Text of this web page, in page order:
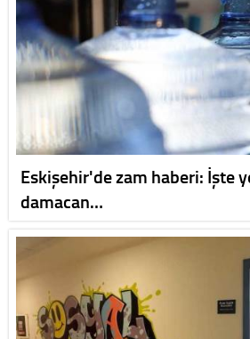
Eskişehir'de zam haberi: İşte
damacan…